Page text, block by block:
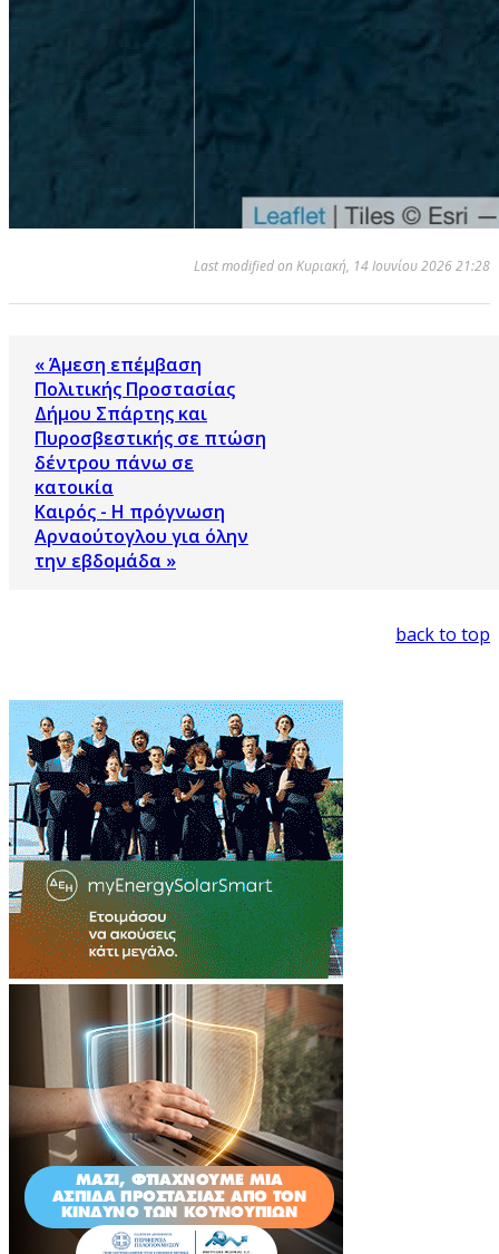
Last modified on Κυριακή, 14 Ιουνίου 2026 21:28
« Άμεση επέμβαση
Πολιτικής Προστασίας
Δήμου Σπάρτης και
Πυροσβεστικής σε πτώση
δέντρου πάνω σε
κατοικία
Καιρός - Η πρόγνωση
Αρναούτογλου για όλην
την εβδομάδα »
back to top